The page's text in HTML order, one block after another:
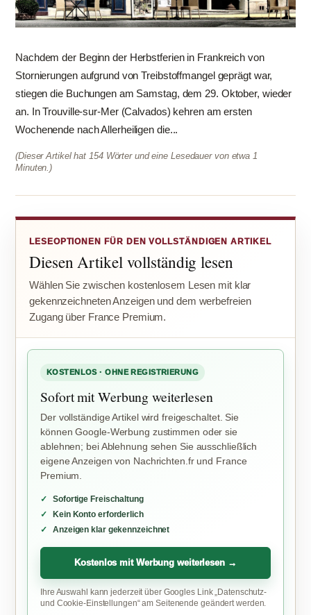
Nachdem der Beginn der Herbstferien in Frankreich von
Stornierungen aufgrund von Treibstoffmangel geprägt war,
stiegen die Buchungen am Samstag, dem 29. Oktober, wieder
an. In Trouville-sur-Mer (Calvados) kehren am ersten
Wochenende nach Allerheiligen die...
(Dieser Artikel hat 154 Wörter und eine Lesedauer von etwa 1
Minuten.)
LESEOPTIONEN FÜR DEN VOLLSTÄNDIGEN ARTIKEL
Diesen Artikel vollständig lesen
Wählen Sie zwischen kostenlosem Lesen mit klar
gekennzeichneten Anzeigen und dem werbefreien
Zugang über France Premium.
KOSTENLOS · OHNE REGISTRIERUNG
Sofort mit Werbung weiterlesen
Der vollständige Artikel wird freigeschaltet. Sie
können Google-Werbung zustimmen oder sie
ablehnen; bei Ablehnung sehen Sie ausschließlich
eigene Anzeigen von Nachrichten.fr und France
Premium.
Sofortige Freischaltung
Kein Konto erforderlich
Anzeigen klar gekennzeichnet
Kostenlos mit Werbung weiterlesen →
Ihre Auswahl kann jederzeit über Googles Link „Datenschutz-
und Cookie-Einstellungen“ am Seitenende geändert werden.